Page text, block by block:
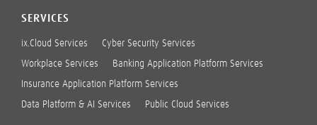
SERVICES
ix.Cloud Services Cyber Security Services
Workplace Services Banking Application Platform Services
Insurance Application Platform Services
Data Platform & AI Services Public Cloud Services